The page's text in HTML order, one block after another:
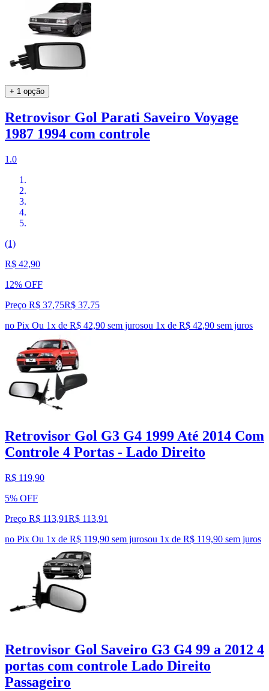
+ 1 opção
Retrovisor Gol Parati Saveiro Voyage
1987 1994 com controle
1.0
(1)
R$ 42,90
12% OFF
Preço R$ 37,75R$ 37,75
no Pix Ou 1x de R$ 42,90 sem jurosou 1x de R$ 42,90 sem juros
Retrovisor Gol G3 G4 1999 Até 2014 Com
Controle 4 Portas - Lado Direito
R$ 119,90
5% OFF
Preço R$ 113,91R$ 113,91
no Pix Ou 1x de R$ 119,90 sem jurosou 1x de R$ 119,90 sem juros
Retrovisor Gol Saveiro G3 G4 99 a 2012 4
portas com controle Lado Direito
Passageiro